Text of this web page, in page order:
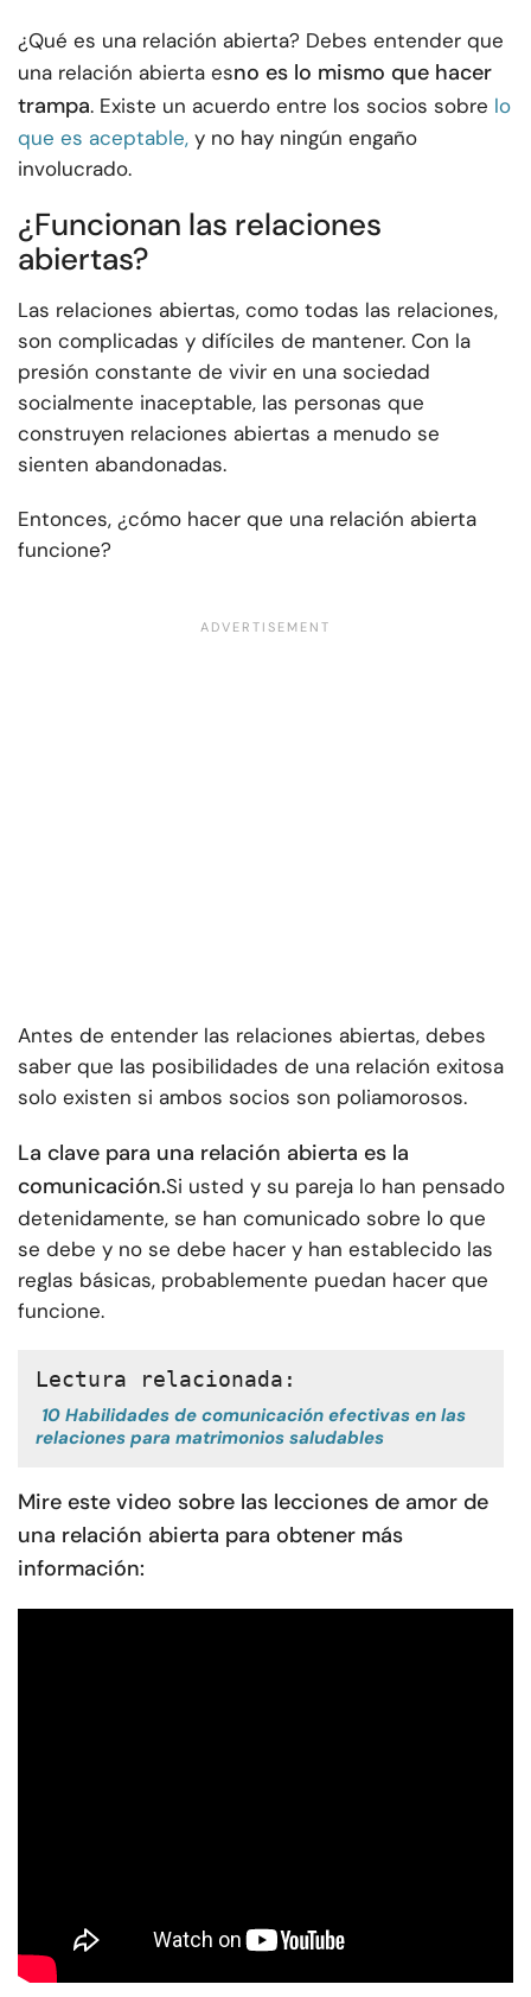
¿Qué es una relación abierta? Debes entender que
una relación abierta esno es lo mismo que hacer
trampa. Existe un acuerdo entre los socios sobre lo
que es aceptable, y no hay ningún engaño
involucrado.
¿Funcionan las relaciones
abiertas?
Las relaciones abiertas, como todas las relaciones,
son complicadas y difíciles de mantener. Con la
presión constante de vivir en una sociedad
socialmente inaceptable, las personas que
construyen relaciones abiertas a menudo se
sienten abandonadas.
Entonces, ¿cómo hacer que una relación abierta
funcione?
Antes de entender las relaciones abiertas, debes
saber que las posibilidades de una relación exitosa
solo existen si ambos socios son poliamorosos.
La clave para una relación abierta es la
comunicación.Si usted y su pareja lo han pensado
detenidamente, se han comunicado sobre lo que
se debe y no se debe hacer y han establecido las
reglas básicas, probablemente puedan hacer que
funcione.
Lectura relacionada:
10 Habilidades de comunicación efectivas en las
relaciones para matrimonios saludables
Mire este video sobre las lecciones de amor de
una relación abierta para obtener más
información: